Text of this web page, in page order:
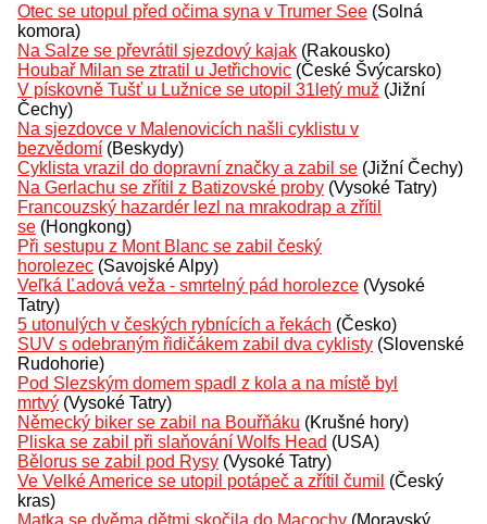
Otec se utopul před očima syna v Trumer See (Solná
komora)
Na Salze se převrátil sjezdový kajak (Rakousko)
Houbař Milan se ztratil u Jetřichovic (České Švýcarsko)
V pískovně Tušť u Lužnice se utopil 31letý muž (Jižní
Čechy)
Na sjezdovce v Malenovicích našli cyklistu v
bezvědomí (Beskydy)
Cyklista vrazil do dopravní značky a zabil se (Jižní Čechy)
Na Gerlachu se zřítil z Batizovské proby (Vysoké Tatry)
Francouzský hazardér lezl na mrakodrap a zřítil
se (Hongkong)
Při sestupu z Mont Blanc se zabil český
horolezec (Savojské Alpy)
Veľká Ľadová veža - smrtelný pád horolezce (Vysoké
Tatry)
5 utonulých v českých rybnících a řekách (Česko)
SUV s odebraným řidičákem zabil dva cyklisty (Slovenské
Rudohorie)
Pod Slezským domem spadl z kola a na místě byl
mrtvý (Vysoké Tatry)
Německý biker se zabil na Bouřňáku (Krušné hory)
Pliska se zabil při slaňování Wolfs Head (USA)
Bělorus se zabil pod Rysy (Vysoké Tatry)
Ve Velké Americe se utopil potápeč a zřítil čumil (Český
kras)
Matka se dvěma dětmi skočila do Macochy (Moravský